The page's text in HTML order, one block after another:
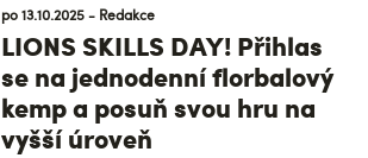
po 13.10.2025 - Redakce
LIONS SKILLS DAY! Přihlas
se na jednodenní florbalový
kemp a posuň svou hru na
vyšší úroveň